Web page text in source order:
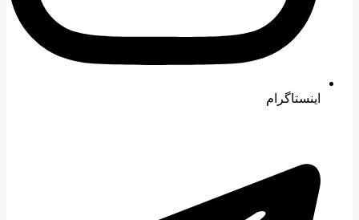
اینستاگرام